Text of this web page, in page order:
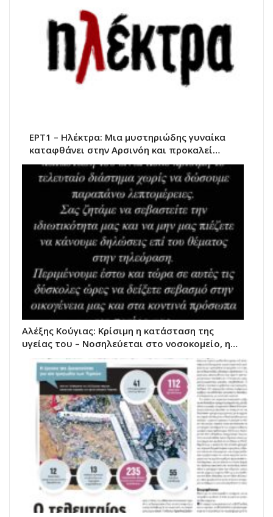
ΕΡΤ1 – Ηλέκτρα: Μια μυστηριώδης γυναίκα
καταφθάνει στην Αρσινόη και προκαλεί…
Αλέξης Κούγιας: Κρίσιμη η κατάσταση της
υγείας του – Νοσηλεύεται στο νοσοκομείο, η…